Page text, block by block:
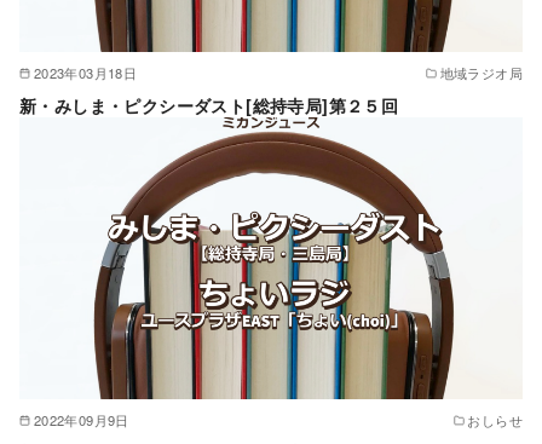
2023年03月18日 地域ラジオ局
新・みしま・ピクシーダスト[総持寺局]第２５回
2022年09月9日 おしらせ